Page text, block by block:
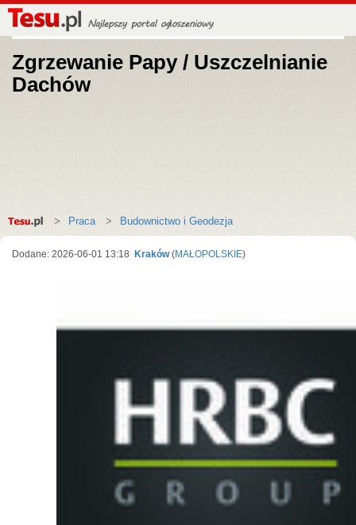
Zgrzewanie Papy / Uszczelnianie
Dachów
Strona
główna
Praca Budownictwo i Geodezja
Dodane: 2026-06-01 13:18 Kraków(MAŁOPOLSKIE)